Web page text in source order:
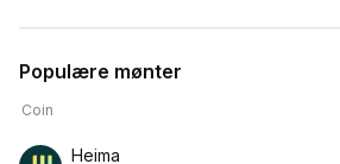
Populære mønter
Coin
Heima